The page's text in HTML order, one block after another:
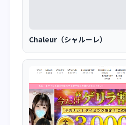
Chaleur（シャルーレ）